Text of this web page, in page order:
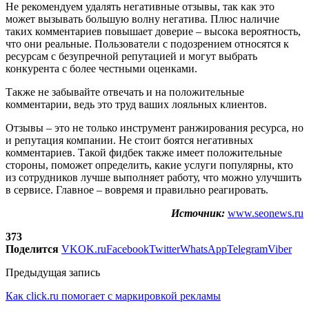
Не рекомендуем удалять негативные отзывы, так как это
может вызывать большую волну негатива. Плюс наличие
таких комментариев повышает доверие – высока вероятность,
что они реальные. Пользователи с подозрением относятся к
ресурсам с безупречной репутацией и могут выбрать
конкурента с более честными оценками.
Также не забывайте отвечать и на положительные
комментарии, ведь это труд ваших лояльных клиентов.
Отзывы – это не только инструмент ранжирования ресурса, но
и репутация компании. Не стоит боятся негативных
комментариев. Такой фидбек также имеет положительные
стороны, поможет определить, какие услуги популярны, кто
из сотрудников лучше выполняет работу, что можно улучшить
в сервисе. Главное – вовремя и правильно реагировать.
Источник: www.seonews.ru
373
Поделится VKOK.ruFacebookTwitterWhatsAppTelegramViber
Предыдущая запись
Как click.ru помогает с маркировкой рекламы